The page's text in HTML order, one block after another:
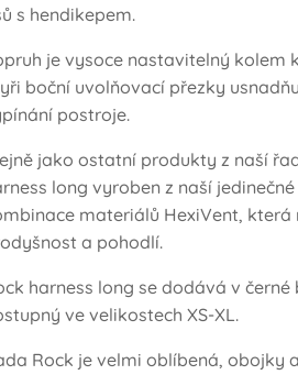
s hendikepem.
je vysoce nastavitelný kolem
boční uvolňovací přezky
postroje.
jako ostatní produkty z naší
long vyroben z naší
materiálů HexiVent,
a pohodlí.
harness long se dodává v černé
ve velikostech XS-XL.
Rock je velmi oblíbená, obojky